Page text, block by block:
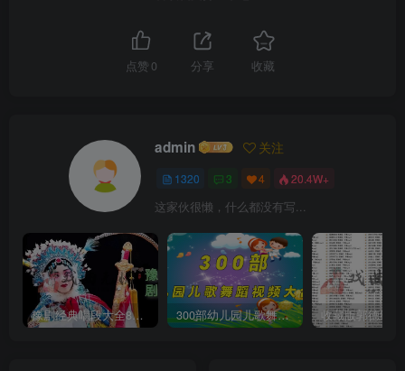
点赞 0 分享 收藏
admin 关注
1320 3 4 20.4W+
这家伙很懒，什么都没有写...
豫剧经典唱段大全850首mp3打包戏曲下载 300部幼儿园儿歌舞蹈视频大合集